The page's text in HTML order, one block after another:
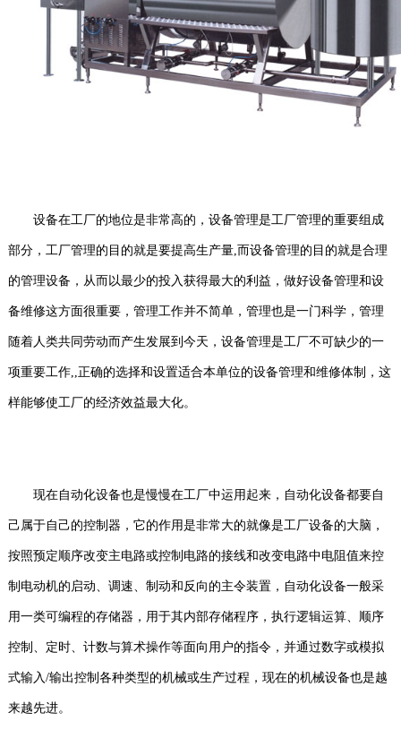
设备在工厂的地位是非常高的，设备管理是工厂管理的重要组成
部分，工厂管理的目的就是要提高生产量 ,而设备管理的目的就是合理
的管理设备，从而以最少的投入获得最大的利益，做好设备管理和设
备维修这方面很重要，管理工作并不简单，管理也是一门科学，管理
随着人类共同劳动而产生发展到今天，设备管理是工厂不可缺少的一
项重要工作,,正确的选择和设置适合本单位的设备管理和维修体制，这
样能够使工厂的经济效益最大化。
现在自动化设备也是慢慢在工厂中运用起来，自动化设备都要自
己属于自己的控制器，它的作用是非常大的就像是工厂设备的大脑，
按照预定顺序改变主电路或控制电路的接线和改变电路中电阻值来控
制电动机的启动、调速、制动和反向的主令装置，自动化设备一般采
用一类可编程的存储器，用于其内部存储程序，执行逻辑运算、顺序
控制、定时、计数与算术操作等面向用户的指令，并通过数字或模拟
式输入/输出控制各种类型的机械或生产过程，现在的机械设备也是越
来越先进。